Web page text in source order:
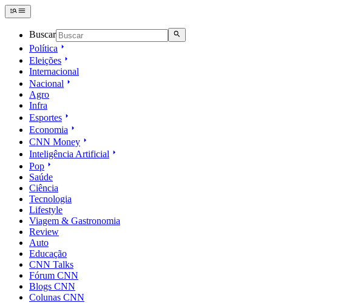
Buscar
Política
Eleições
Internacional
Nacional
Agro
Infra
Esportes
Economia
CNN Money
Inteligência Artificial
Pop
Saúde
Ciência
Tecnologia
Lifestyle
Viagem & Gastronomia
Review
Auto
Educação
CNN Talks
Fórum CNN
Blogs CNN
Colunas CNN